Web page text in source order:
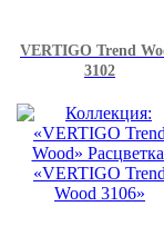
VERTIGO Trend
3102